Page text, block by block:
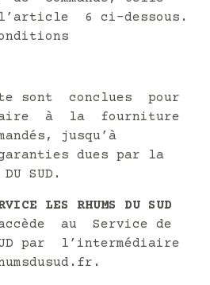
6 ci-dessous.
sont conclues pour
à la fourniture
jusqu’à
dues par la
SUD.
LES RHUMS DU SUD
accède au Service de
par l’intermédiaire